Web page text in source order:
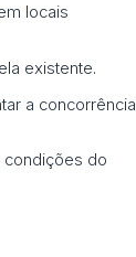
locais
existente.
a concorrência
condições do